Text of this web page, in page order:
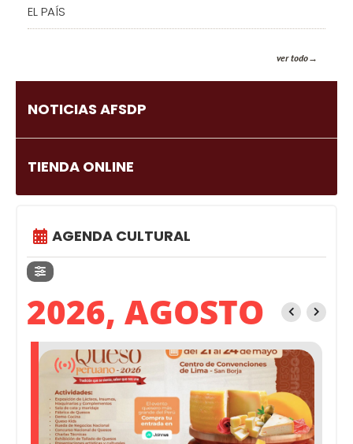
EL PAÍS
ver todo
NOTICIAS AFSDP
TIENDA ONLINE
AGENDA CULTURAL
2026, AGOSTO